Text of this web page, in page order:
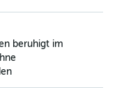
beruhigt im